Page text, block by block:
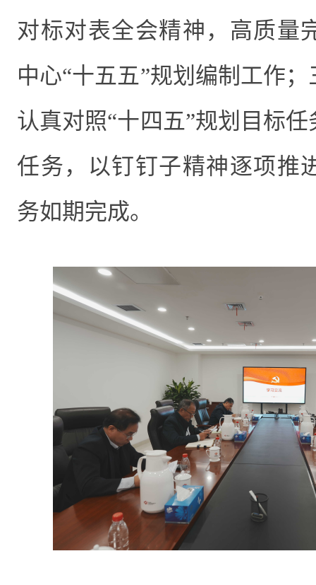
对标对表全会精神，高质量
中心“十五五”规划编制工作
认真对照“十四五”规划目标
任务，以钉钉子精神逐项推
务如期完成。